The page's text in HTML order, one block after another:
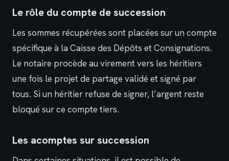
Le rôle du compte de succession
Les sommes récupérées sont placées sur un compte
spécifique à la Caisse des Dépôts et Consignations.
Le notaire procède au virement vers les héritiers
une fois le projet de partage validé et signé par
tous. Si un héritier refuse de signer, l’argent reste
bloqué sur ce compte tiers.
Les acomptes sur succession